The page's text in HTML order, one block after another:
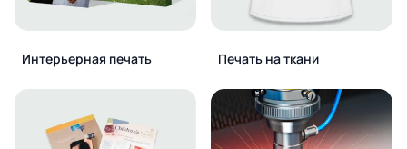
Интерьерная печать Печать на ткани